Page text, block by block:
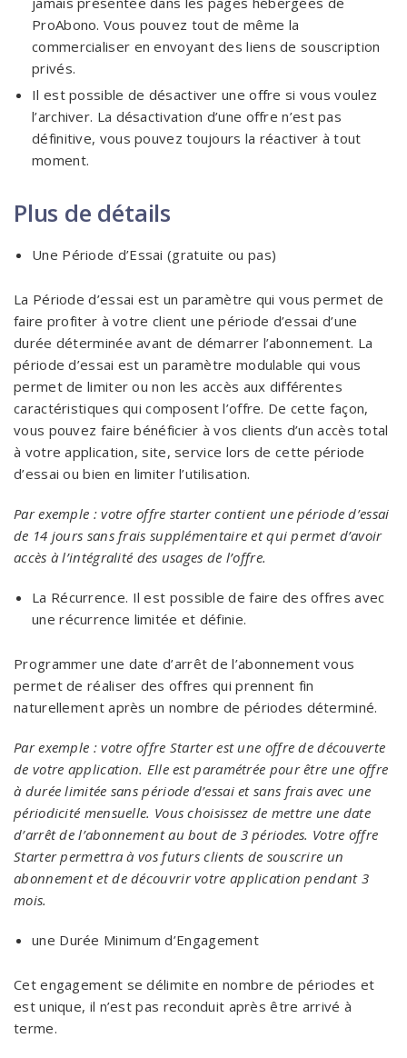
ProAbono. Vous pouvez tout de même la
commercialiser en envoyant des liens de souscription
privés.
Il est possible de désactiver une offre si vous voulez
l’archiver. La désactivation d’une offre n’est pas
définitive, vous pouvez toujours la réactiver à tout
moment.
Plus de détails
Une Période d’Essai (gratuite ou pas)
La Période d’essai est un paramètre qui vous permet de
faire profiter à votre client une période d’essai d’une
durée déterminée avant de démarrer l’abonnement. La
période d’essai est un paramètre modulable qui vous
permet de limiter ou non les accès aux différentes
caractéristiques qui composent l’offre. De cette façon,
vous pouvez faire bénéficier à vos clients d’un accès total
à votre application, site, service lors de cette période
d’essai ou bien en limiter l’utilisation.
Par exemple : votre offre starter contient une période d’essai
de 14 jours sans frais supplémentaire et qui permet d’avoir
accès à l’intégralité des usages de l’offre.
La Récurrence. Il est possible de faire des offres avec
une récurrence limitée et définie.
Programmer une date d’arrêt de l’abonnement vous
permet de réaliser des offres qui prennent fin
naturellement après un nombre de périodes déterminé.
Par exemple : votre offre Starter est une offre de découverte
de votre application. Elle est paramétrée pour être une offre
à durée limitée sans période d’essai et sans frais avec une
périodicité mensuelle. Vous choisissez de mettre une date
d’arrêt de l’abonnement au bout de 3 périodes. Votre offre
Starter permettra à vos futurs clients de souscrire un
abonnement et de découvrir votre application pendant 3
mois.
une Durée Minimum d’Engagement
Cet engagement se délimite en nombre de périodes et
est unique, il n’est pas reconduit après être arrivé à
terme.